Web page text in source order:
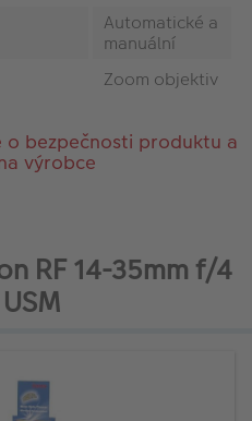
Automatické a
manuální
Zoom objektiv
o bezpečnosti produktu a
výrobce
RF 14-35mm f/4